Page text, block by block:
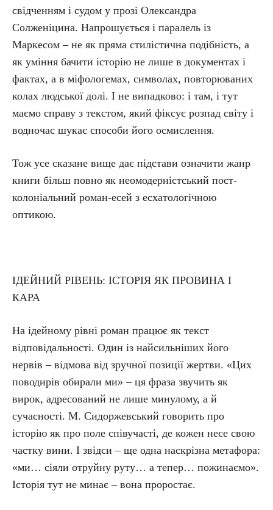
свідченням і судом у прозі Олександра
Солженіцина. Напрошується і паралель із
Маркесом – не як пряма стилістична подібність, а
як уміння бачити історію не лише в документах і
фактах, а в міфологемах, символах, повторюваних
колах людської долі. І не випадково: і там, і тут
маємо справу з текстом, який фіксує розпад світу і
водночас шукає способи його осмислення.
Тож усе сказане вище дає підстави означити жанр
книги більш повно як неомодерністський пост­
колоніальний роман-есей з есхатологічною
оптикою.
ІДЕЙНИЙ РІВЕНЬ: ІСТОРІЯ ЯК ПРОВИНА І
КАРА
На ідейному рівні роман працює як текст
відповідальності. Один із найсильніших його
нервів – відмова від зручної позиції жертви. «Цих
поводирів обирали ми» – ця фраза звучить як
вирок, адресований не лише минулому, а й
сучасності. М. Сидоржевський говорить про
історію як про поле співучасті, де кожен несе свою
частку вини. І звідси – ще одна наскрізна метафора:
«ми… сіяли отруйну руту… а тепер… пожинаємо».
Історія тут не минає – вона проростає.